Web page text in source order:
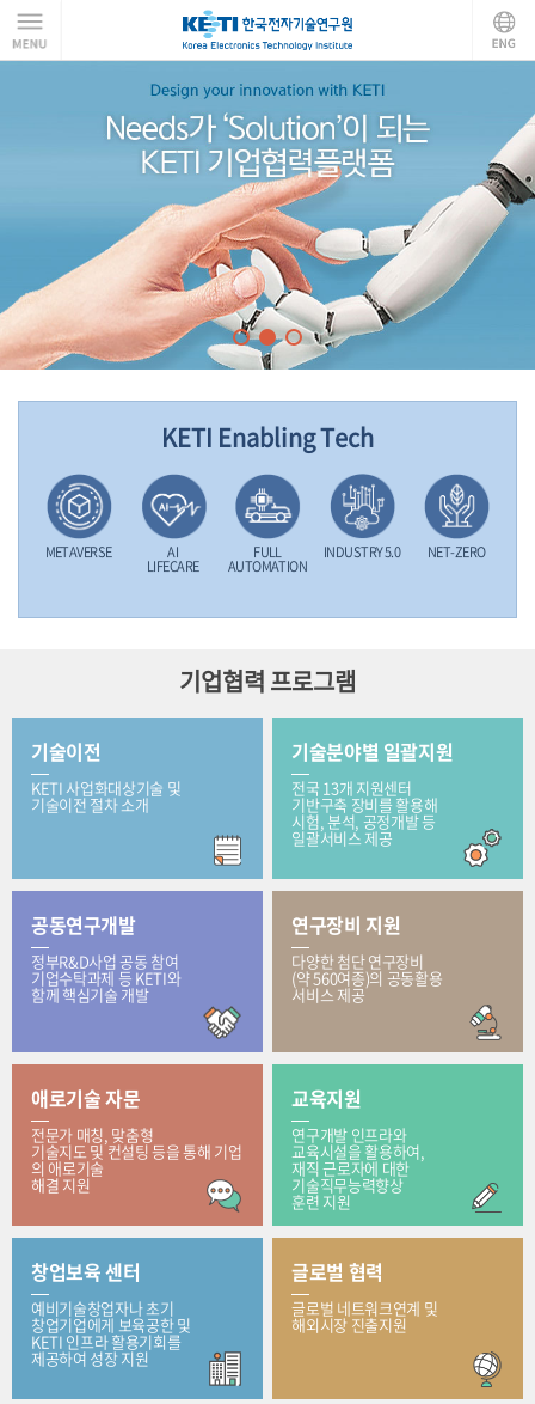
KETI Enabling Tech
METAVERSE AI
LIFECARE
FULL
AUTOMATION
INDUSTRY 5.0 NET-ZERO
기업협력 프로그램
기술이전
KETI 사업화대상기술 및
기술이전 절차 소개
기술분야별 일괄지원
전국 13개 지원센터
기반구축 장비를 활용해
시험, 분석, 공정개발 등
일괄서비스 제공
공동연구개발
정부R&D사업 공동 참여
기업수탁과제 등 KETI와
함께 핵심기술 개발
연구장비 지원
다양한 첨단 연구장비
(약 560여종)의 공동활용
서비스 제공
애로기술 자문
전문가 매칭, 맞춤형
기술지도 및 컨설팅 등을 통해 기업
의 애로기술
해결 지원
교육지원
연구개발 인프라와
교육시설을 활용하여,
재직 근로자에 대한
기술직무능력향상
훈련 지원
창업보육 센터
예비기술창업자나 초기
창업기업에게 보육공한 및
KETI 인프라 활용기회를
제공하여 성장 지원
글로벌 협력
글로벌 네트워크연계 및
해외시장 진출지원